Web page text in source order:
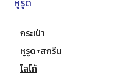
กระเป๋า
หูรูด+สกรีน
โลโก้